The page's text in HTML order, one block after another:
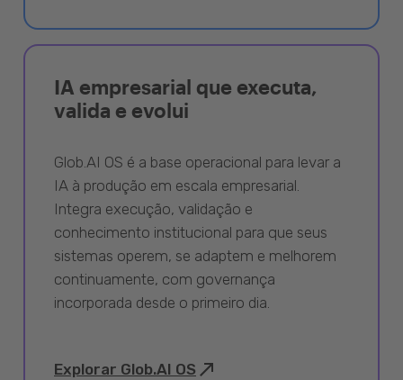
IA empresarial que executa,
valida e evolui
Glob.AI OS é a base operacional para levar a
IA à produção em escala empresarial.
Integra execução, validação e
conhecimento institucional para que seus
sistemas operem, se adaptem e melhorem
continuamente, com governança
incorporada desde o primeiro dia.
Explorar Glob.AI OS